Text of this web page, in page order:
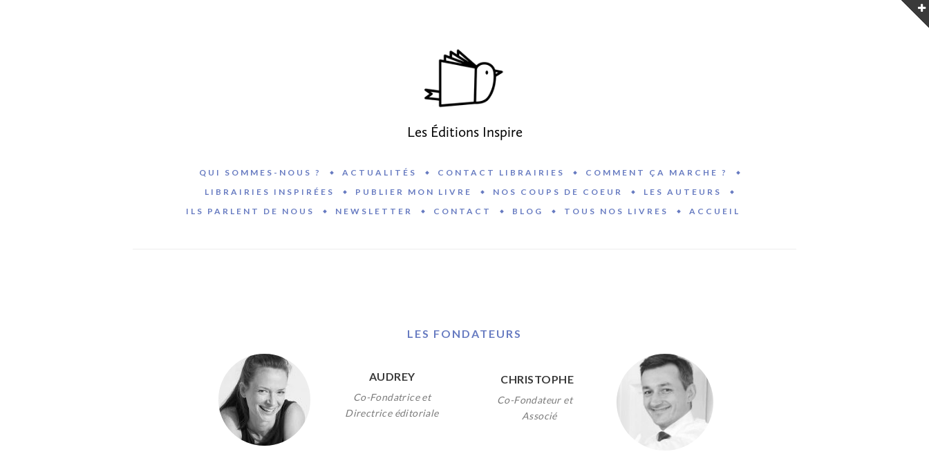
Les Éditions Inspire
QUI SOMMES-NOUS ? ACTUALITÉS CONTACT LIBRAIRIES
COMMENT ÇA MARCHE ?
LIBRAIRIES INSPIRÉES
PUBLIER MON LIVRE NOS COUPS DE COEUR
LES AUTEURS
ILS PARLENT DE NOUS
NEWSLETTER CONTACT BLOG TOUS NOS LIVRES ACCUEIL
LES FONDATEURS
AUDREY
Co-Fondatrice et
Directrice éditoriale
CHRISTOPHE
Co-Fondateur et
Associé